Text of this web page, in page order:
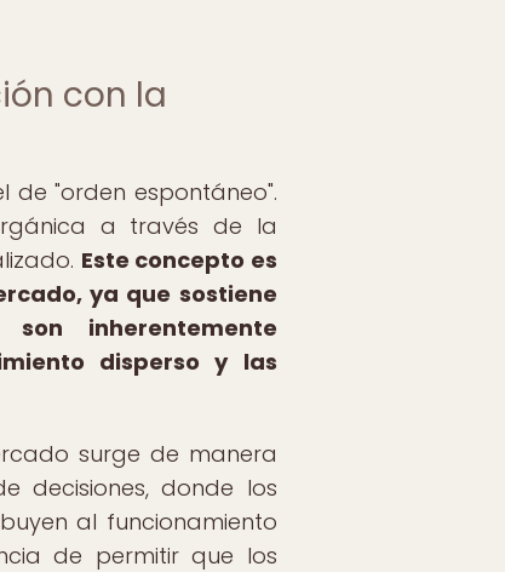
con la
de "orden espontáneo".
a través de la
Este concepto es
ya que sostiene
inherentemente
disperso y las
surge de manera
decisiones, donde los
al funcionamiento
de permitir que los